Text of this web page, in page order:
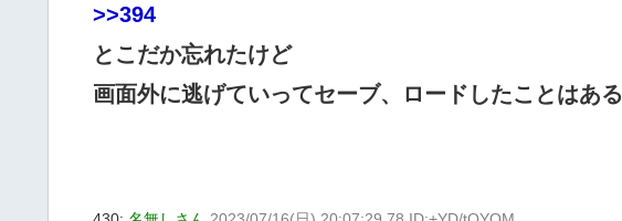
>>394
とこだか忘れたけど
画面外に逃げていってセーブ、ロードしたことはある